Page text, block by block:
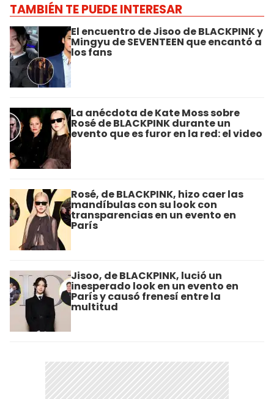
TAMBIÉN TE PUEDE INTERESAR
El encuentro de Jisoo de BLACKPINK y
Mingyu de SEVENTEEN que encantó a
los fans
La anécdota de Kate Moss sobre
Rosé de BLACKPINK durante un
evento que es furor en la red: el video
Rosé, de BLACKPINK, hizo caer las
mandíbulas con su look con
transparencias en un evento en
París
Jisoo, de BLACKPINK, lució un
inesperado look en un evento en
París y causó frenesí entre la
multitud